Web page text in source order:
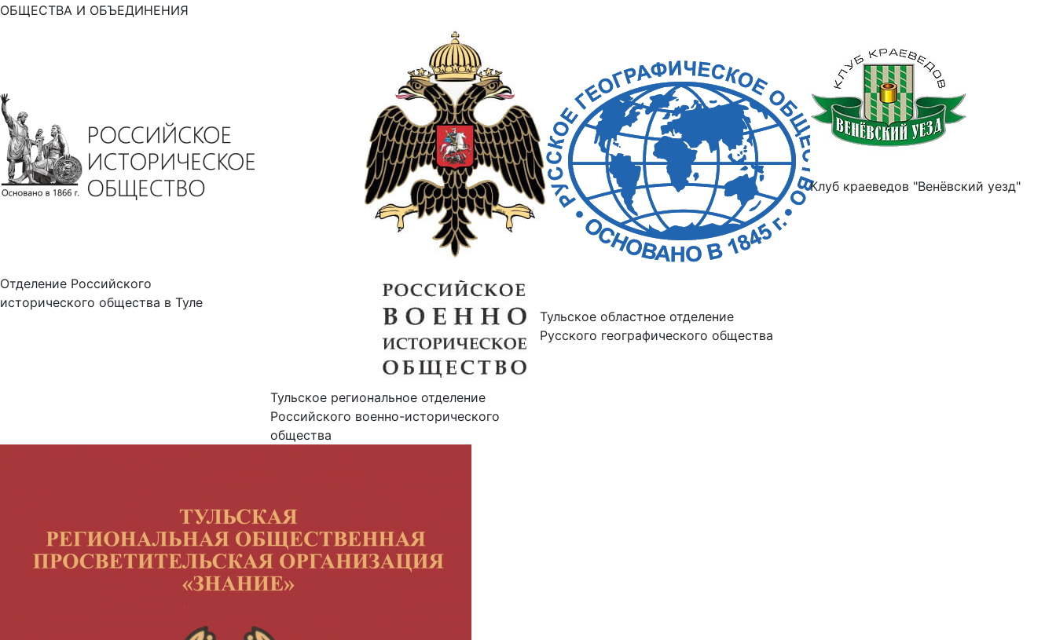
ОБЩЕСТВА И ОБЪЕДИНЕНИЯ
Отделение Российского
исторического общества в Туле
Тульское региональное отделение
Российского военно-исторического
общества
Тульское областное отделение
Русского географического общества
Клуб краеведов "Венёвский уезд"